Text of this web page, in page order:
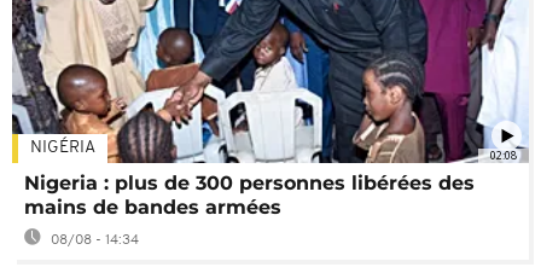
02:08
NIGÉRIA
Nigeria : plus de 300 personnes libérées des
mains de bandes armées
08/08 - 14:34